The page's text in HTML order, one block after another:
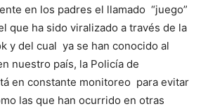
en los padres el llamado “juego”
que ha sido viralizado a través de la
y del cual ya se han conocido al
nuestro país, la Policía de
en constante monitoreo para evitar
las que han ocurrido en otras